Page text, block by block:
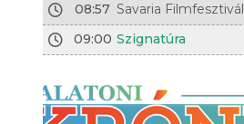
08:57 Savaria Filmfesztivál
09:00 Szignatúra